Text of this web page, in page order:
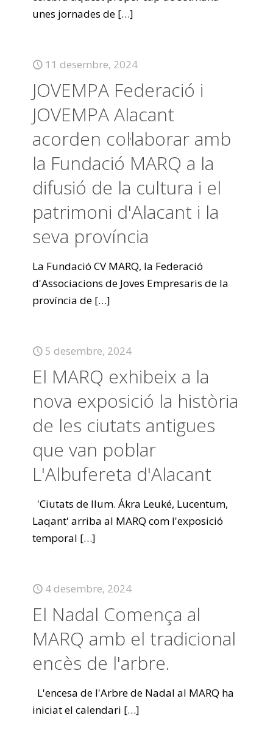
unes jornades de […]
11 desembre, 2024
JOVEMPA Federació i
JOVEMPA Alacant
acorden col·laborar amb
la Fundació MARQ a la
difusió de la cultura i el
patrimoni d'Alacant i la
seva província
La Fundació CV MARQ, la Federació
d'Associacions de Joves Empresaris de la
província de […]
5 desembre, 2024
El MARQ exhibeix a la
nova exposició la història
de les ciutats antigues
que van poblar
L'Albufereta d'Alacant
'Ciutats de llum. Ákra Leuké, Lucentum,
Laqant' arriba al MARQ com l'exposició
temporal […]
4 desembre, 2024
El Nadal Comença al
MARQ amb el tradicional
encès de l'arbre.
L'encesa de l'Arbre de Nadal al MARQ ha
iniciat el calendari […]